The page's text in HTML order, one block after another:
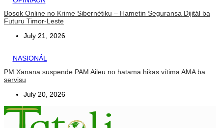
Bosok Online no Krime Sibernétiku – Hametin Seguransa Dijitál ba
Futuru Timor-Leste
July 21, 2026
NASIONÁL
PM Xanana suspende PAM Aileu no hatama hikas vítima AMA ba
servisu
July 20, 2026